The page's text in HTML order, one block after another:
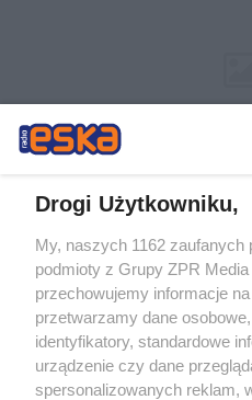
Żaden utwór zamieszczony w
rozpowszechniany lub dalej
tym także elektroniczny lub
eksploatacji w jakiejkolwiek formie,
Internecie bez pisemnej zgody
wykorzystanie utworów w całości
tzn. bez właściwej zgody, jest
ścigane prawnie.
Drogi Użytkowniku,
My, naszych 1162 zaufanych
podmioty z Grupy ZPR
przechowujemy informacje
przetwarzamy dane
identyfikatory, standardowe
urządzenie czy dane
spersonalizowanych reklam,